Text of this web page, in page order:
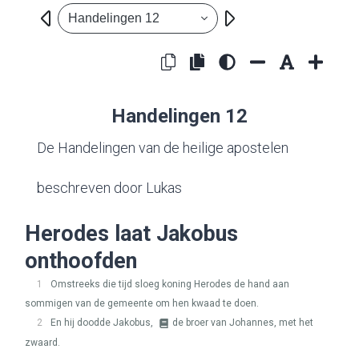
Handelingen 12
Handelingen 12
De Handelingen van de heilige apostelen
beschreven door Lukas
Herodes laat Jakobus
onthoofden
1
Omstreeks die tijd sloeg koning Herodes de hand aan
sommigen van de gemeente om hen kwaad te doen.
2
En hij doodde Jakobus,
de broer van Johannes, met het
zwaard.